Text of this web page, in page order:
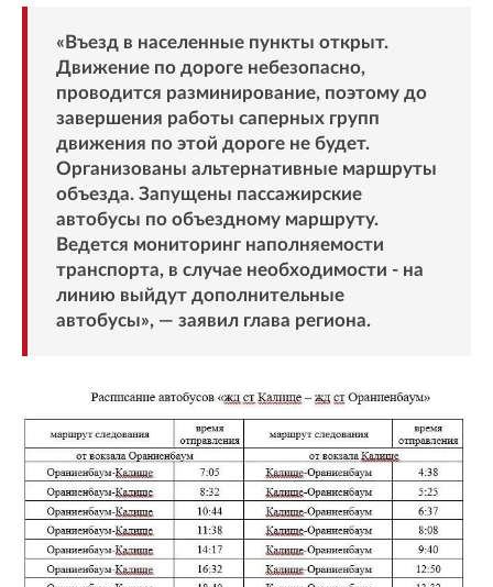
«Въезд в населенные пункты открыт.
Движение по дороге небезопасно,
проводится разминирование, поэтому до
завершения работы саперных групп
движения по этой дороге не будет.
Организованы альтернативные маршруты
объезда. Запущены пассажирские
автобусы по объездному маршруту.
Ведется мониторинг наполняемости
транспорта, в случае необходимости - на
линию выйдут дополнительные
автобусы», — заявил глава региона.